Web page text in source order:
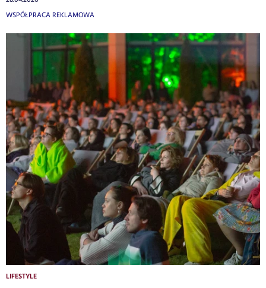
WSPÓŁPRACA REKLAMOWA
LIFESTYLE